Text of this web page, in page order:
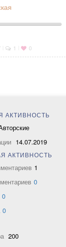
1 0
АКТИВНОСТЬ
14.07.2019
АКТИВНОСТЬ
1
0
0
0
200